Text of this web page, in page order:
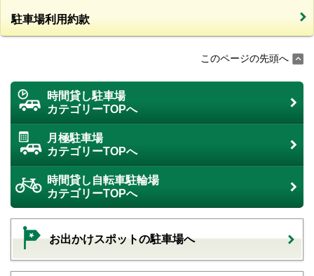
駐車場利用約款
このページの先頭へ
時間貸し駐車場
カテゴリーTOPへ
月極駐車場
カテゴリーTOPへ
時間貸し自転車駐輪場
カテゴリーTOPへ
お出かけスポットの駐車場へ